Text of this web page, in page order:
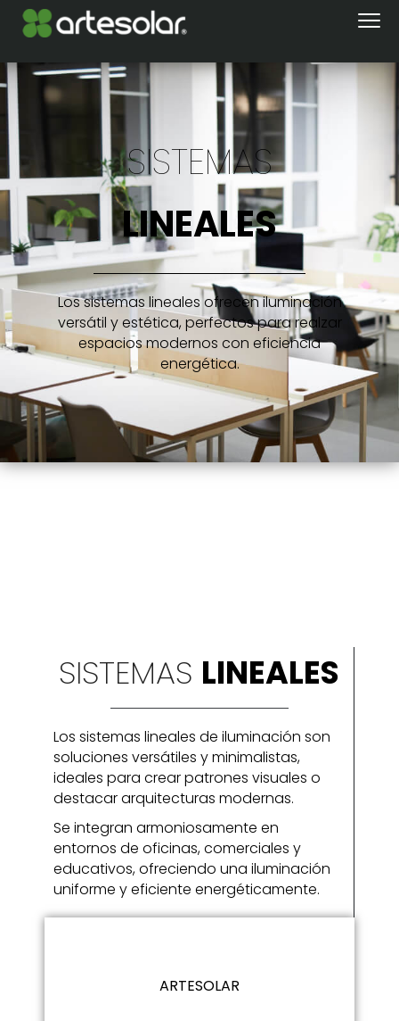
SISTEMAS
LINEALES
Los sistemas lineales ofrecen iluminación
versátil y estética, perfectos para realzar
espacios modernos con eficiencia
energética.
SISTEMAS LINEALES
Los sistemas lineales de iluminación son
soluciones versátiles y minimalistas,
ideales para crear patrones visuales o
destacar arquitecturas modernas.
Se integran armoniosamente en
entornos de oficinas, comerciales y
educativos, ofreciendo una iluminación
uniforme y eficiente energéticamente.
ARTESOLAR